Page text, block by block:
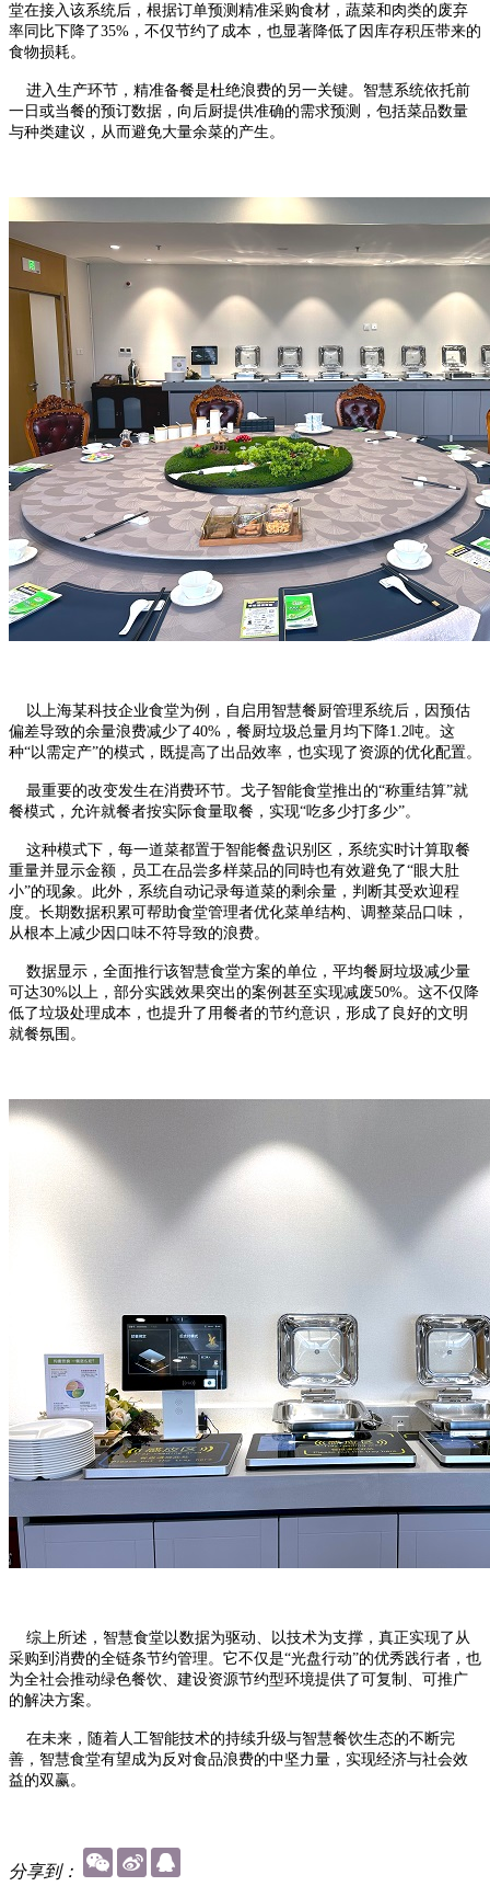
堂在接入该系统后，根据订单预测精准采购食材，蔬菜和肉类的废弃
率同比下降了35%，不仅节约了成本，也显著降低了因库存积压带来的
食物损耗。
进入生产环节，精准备餐是杜绝浪费的另一关键。智慧系统依托前
一日或当餐的预订数据，向后厨提供准确的需求预测，包括菜品数量
与种类建议，从而避免大量余菜的产生。
以上海某科技企业食堂为例，自启用智慧餐厨管理系统后，因预估
偏差导致的余量浪费减少了40%，餐厨垃圾总量月均下降1.2吨。这
种“以需定产”的模式，既提高了出品效率，也实现了资源的优化配置。
最重要的改变发生在消费环节。戈子智能食堂推出的“称重结算”就
餐模式，允许就餐者按实际食量取餐，实现“吃多少打多少”。
这种模式下，每一道菜都置于智能餐盘识别区，系统实时计算取餐
重量并显示金额，员工在品尝多样菜品的同時也有效避免了“眼大肚
小”的现象。此外，系统自动记录每道菜的剩余量，判断其受欢迎程
度。长期数据积累可帮助食堂管理者优化菜单结构、调整菜品口味，
从根本上减少因口味不符导致的浪费。
数据显示，全面推行该智慧食堂方案的单位，平均餐厨垃圾减少量
可达30%以上，部分实践效果突出的案例甚至实现减废50%。这不仅降
低了垃圾处理成本，也提升了用餐者的节约意识，形成了良好的文明
就餐氛围。
综上所述，智慧食堂以数据为驱动、以技术为支撑，真正实现了从
采购到消费的全链条节约管理。它不仅是“光盘行动”的优秀践行者，也
为全社会推动绿色餐饮、建设资源节约型环境提供了可复制、可推广
的解决方案。
在未来，随着人工智能技术的持续升级与智慧餐饮生态的不断完
善，智慧食堂有望成为反对食品浪费的中坚力量，实现经济与社会效
益的双赢。
分享到：